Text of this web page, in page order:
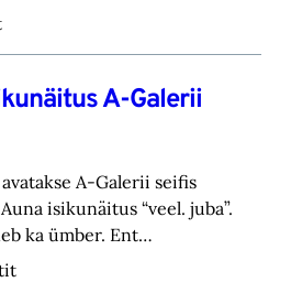
A-Galerii
A-Galerii seifis
isikunäitus “veel. juba”.
ka ümber. Ent…